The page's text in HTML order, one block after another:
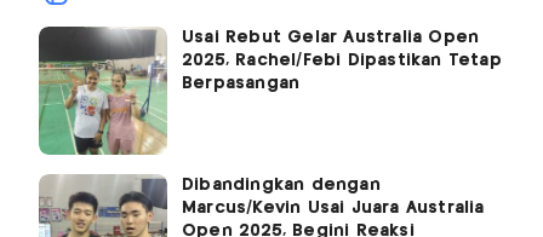
Usai Rebut Gelar Australia Open
2025, Rachel/Febi Dipastikan Tetap
Berpasangan
Dibandingkan dengan
Marcus/Kevin Usai Juara Australia
Open 2025, Begini Reaksi